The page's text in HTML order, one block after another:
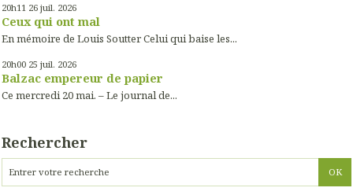
20h11 26 juil. 2026
Ceux qui ont mal
En mémoire de Louis Soutter Celui qui baise les...
20h00 25 juil. 2026
Balzac empereur de papier
Ce mercredi 20 mai. – Le journal de...
Rechercher